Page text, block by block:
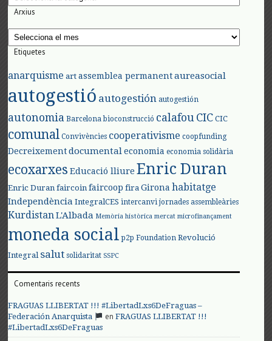
Arxius
Arxius
Etiquetes
anarquisme art assemblea permanent aureasocial
autogestió autogestión autogestión
autonomia Barcelona bioconstrucció calafouCIC CIC
comunal Convivències cooperativisme coopfunding
Decreixement documental economia economia solidària
ecoxarxes Educació lliure Enric Duran
Enric Duran faircoin faircoop fira Girona habitatge
Independència IntegralCES intercanvi jornades assembleàries
KurdistanL'Albada Memòria històrica mercat microfinançament
moneda social p2p Foundation Revolució
Integral salut solidaritat SSPC
Comentaris recents
FRAGUAS LLIBERTAT !!! #LibertadLxs6DeFraguas –
Federación Anarquista
enFRAGUAS LLIBERTAT !!!
#LibertadLxs6DeFraguas